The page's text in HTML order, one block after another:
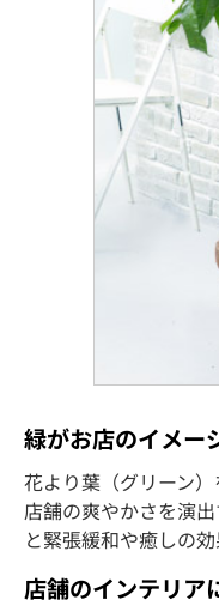
緑がお店のイメー
花より葉（グリーン
店舗の爽やかさを演
と緊張緩和や癒しの
店舗のインテリア